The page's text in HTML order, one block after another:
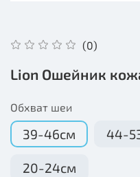
(0)
Lion Ошейник
Обхват шеи
39-46см 44-
20-24см